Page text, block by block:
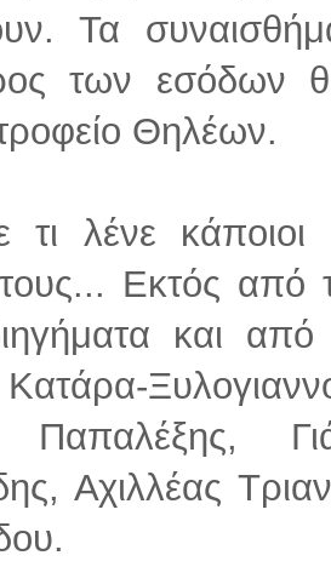
Τα
των εσόδων θα
Θηλέων.
τι λένε
τους... Εκτός
και
Παπαλέξης,
Αχιλλέας